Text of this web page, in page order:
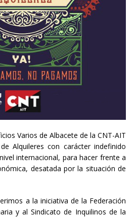
Varios de Albacete de la CNT-AIT
Alquileres con carácter indefinido
internacional, para hacer frente a
desatada por la situación de
a la iniciativa de la Federación
y al Sindicato de Inquilinos de la